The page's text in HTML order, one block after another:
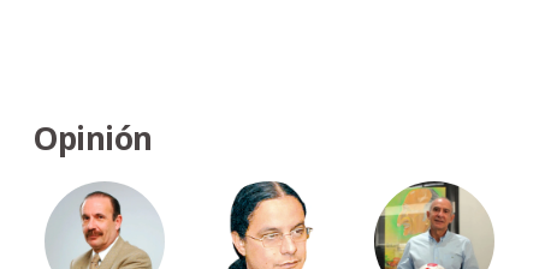
Opinión